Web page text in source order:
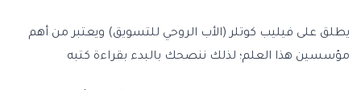
يطلق على فيليب كوتلر (الأب الروحي للتسويق) ويعتبر من أهم
مؤسسين هذا العلم؛ لذلك ننصحك بالبدء بقراءة كتبه